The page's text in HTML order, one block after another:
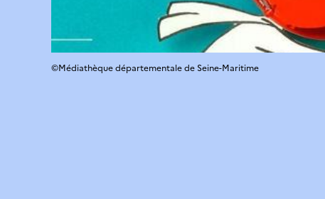
©Médiathèque départementale de Seine-Maritime